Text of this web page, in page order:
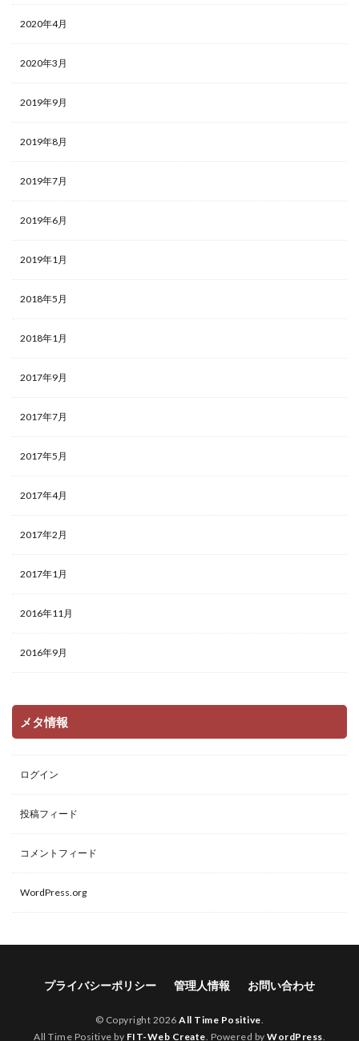
2020年4月
2020年3月
2019年9月
2019年8月
2019年7月
2019年6月
2019年1月
2018年5月
2018年1月
2017年9月
2017年7月
2017年5月
2017年4月
2017年2月
2017年1月
2016年11月
2016年9月
メタ情報
ログイン
投稿フィード
コメントフィード
WordPress.org
プライバシーポリシー 管理人情報 お問い合わせ
© Copyright 2026All Time Positive.
All Time Positive by FIT-Web Create. Powered by WordPress.